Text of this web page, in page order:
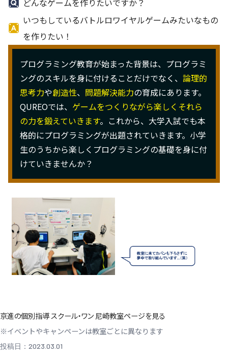
どんなゲームを作りたいですか？
いつもしているバトルロワイヤルゲームみたいなもの
を作りたい！
プログラミング教育が始まった背景は、プログラミ
ングのスキルを身に付けることだけでなく、 論理的
思考力や創造性、 問題解決能力の育成にあります。
QUREOでは、 ゲームをつくりながら楽しくそれら
の力を鍛えていきます。これから、大学入試でも本
格的にプログラミングが出題されていきます。小学
生のうちから楽しくプログラミングの基礎を身に付
けていきませんか？
京進の個別指導 スクール・ワン 尼崎教室ページを見る
※イベントやキャンペーンは教室ごとに異なります
投稿日：2023.03.01